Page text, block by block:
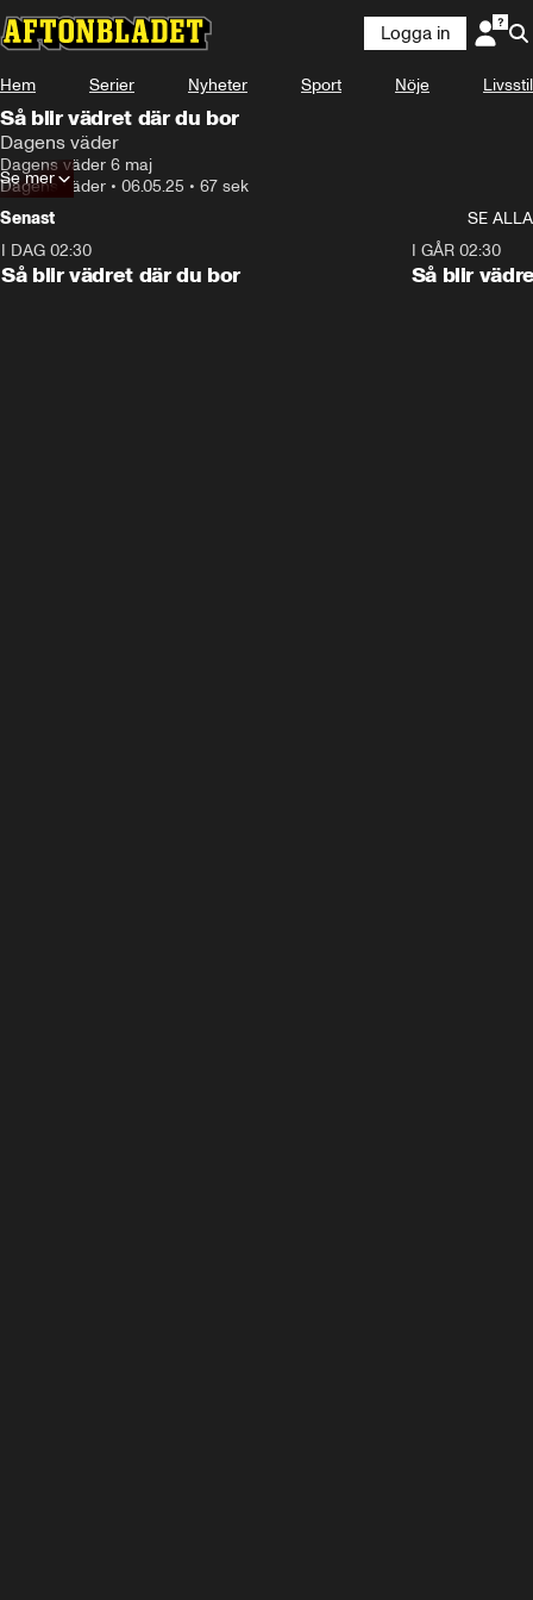
Logga in
Hem Serier Nyheter Sport Nöje Livsstil
Så blir vädret där du bor
Dagens väder
Dagens väder 6 maj
Dagens väder • 06.05.25 • 67 sek
Se mer
Senast
SE ALLA
I DAG 02:30
Så blir vädret där du bor
I GÅR 02:30
Så blir